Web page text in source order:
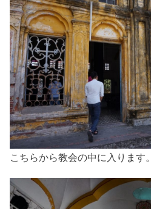
こちらから教会の中に入ります。